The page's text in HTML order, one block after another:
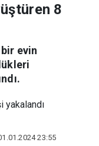
8
evin
23:55